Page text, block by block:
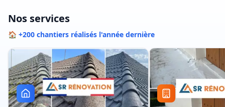
Nos services
🏠 +200 chantiers réalisés l'année dernière